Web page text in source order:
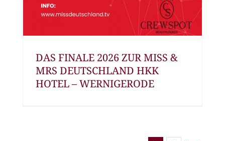
DAS FINALE 2026 ZUR MISS &
MRS DEUTSCHLAND HKK
HOTEL – WERNIGERODE